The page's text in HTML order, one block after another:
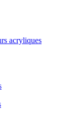
acryliques